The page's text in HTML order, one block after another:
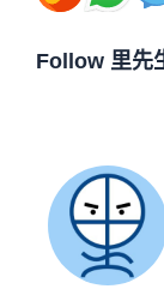
Follow 里先